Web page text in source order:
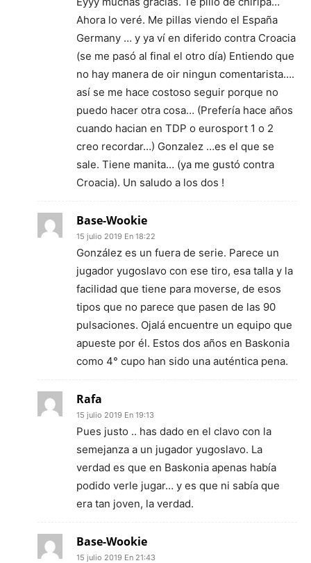
Ahora lo veré. Me pillas viendo el España
Germany … y ya ví en diferido contra Croacia
(se me pasó al final el otro día) Entiendo que
no hay manera de oir ningun comentarista….
así se me hace costoso seguir porque no
puedo hacer otra cosa… (Prefería hace años
cuando hacian en TDP o eurosport 1 o 2
creo recordar…) Gonzalez …es el que se
sale. Tiene manita… (ya me gustó contra
Croacia). Un saludo a los dos !
Base-Wookie
15 julio 2019 En 18:22
González es un fuera de serie. Parece un
jugador yugoslavo con ese tiro, esa talla y la
facilidad que tiene para moverse, de esos
tipos que no parece que pasen de las 90
pulsaciones. Ojalá encuentre un equipo que
apueste por él. Estos dos años en Baskonia
como 4° cupo han sido una auténtica pena.
Rafa
15 julio 2019 En 19:13
Pues justo .. has dado en el clavo con la
semejanza a un jugador yugoslavo. La
verdad es que en Baskonia apenas había
podido verle jugar… y es que ni sabía que
era tan joven, la verdad.
Base-Wookie
15 julio 2019 En 21:43